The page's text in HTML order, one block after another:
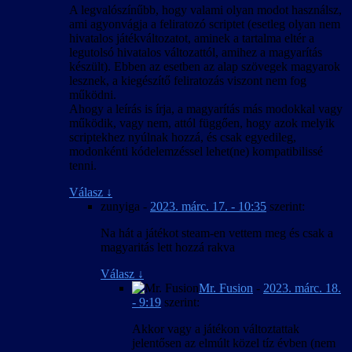
A legvalószínűbb, hogy valami olyan modot használsz,
ami agyonvágja a feliratozó scriptet (esetleg olyan nem
hivatalos játékváltozatot, aminek a tartalma eltér a
legutolsó hivatalos változattól, amihez a magyarítás
készült). Ebben az esetben az alap szövegek magyarok
lesznek, a kiegészítő feliratozás viszont nem fog
működni.
Ahogy a leírás is írja, a magyarítás más modokkal vagy
működik, vagy nem, attól függően, hogy azok melyik
scriptekhez nyúlnak hozzá, és csak egyedileg,
modonkénti kódelemzéssel lehet(ne) kompatibilissé
tenni.
Válasz ↓
zunyiga - 2023. márc. 17. - 10:35 szerint:
Na hát a játékot steam-en vettem meg és csak a
magyaritás lett hozzá rakva
Válasz ↓
Mr. Fusion - 2023. márc. 18.
- 9:19 szerint:
Akkor vagy a játékon változtattak
jelentősen az elmúlt közel tíz évben (nem